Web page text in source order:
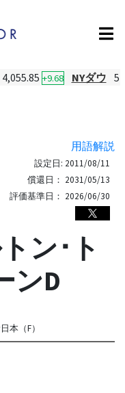
4,055.85 +9.68 NYダウ
用語解説
設定日: 2011/08/11
償還日： 2031/05/13
評価基準日： 2026/06/30
ン･ト
ンD
本（F）